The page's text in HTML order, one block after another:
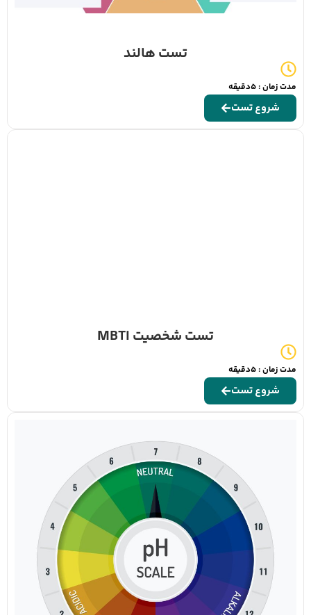
تست هالند
مدت زمان : 5دقیقه
شروع تست
تست شخصیت MBTI
مدت زمان : 5دقیقه
شروع تست